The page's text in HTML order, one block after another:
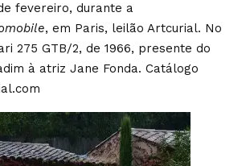
fevereiro, durante a
, em Paris, leilão Artcurial. No
275 GTB/2, de 1966, presente do
à atriz Jane Fonda. Catálogo